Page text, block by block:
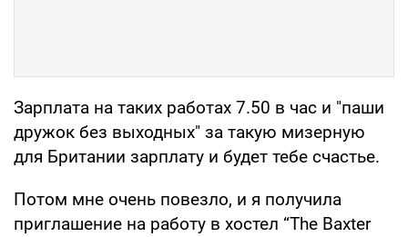
Зарплата на таких работах 7.50 в час и "паши
дружок без выходных" за такую мизерную
для Британии зарплату и будет тебе счастье.
Потом мне очень повезло, и я получила
приглашение на работу в хостел “The Baxter